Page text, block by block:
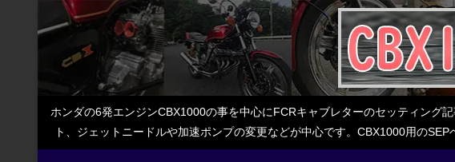
ホンダの6発エンジンCBX1000の事を中心にFCRキャブレターのセッティング
ト、ジェットニードルや加速ポンプの変更などが中心です。CBX1000用の